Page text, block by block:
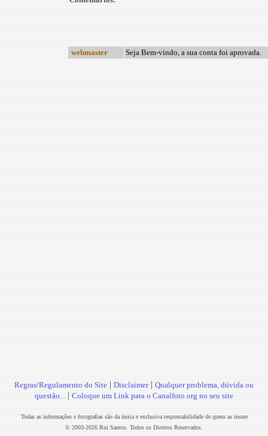
webmaster Seja Bem-vindo, a sua conta foi aprovada.
Regras/Regulamento do Site | Disclaimer| Qualquer problema, dúvida ou
questão... | Coloque um Link para o Canalfoto.org no seu site
Todas as informações e fotografias são da única e exclusiva responsabilidade de quem as insere
© 2003-2026 Rui Santos. Todos os Direitos Reservados.